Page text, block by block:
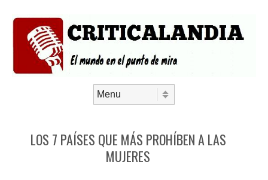
LOS 7 PAÍSES QUE MÁS PROHÍBEN A LAS
MUJERES